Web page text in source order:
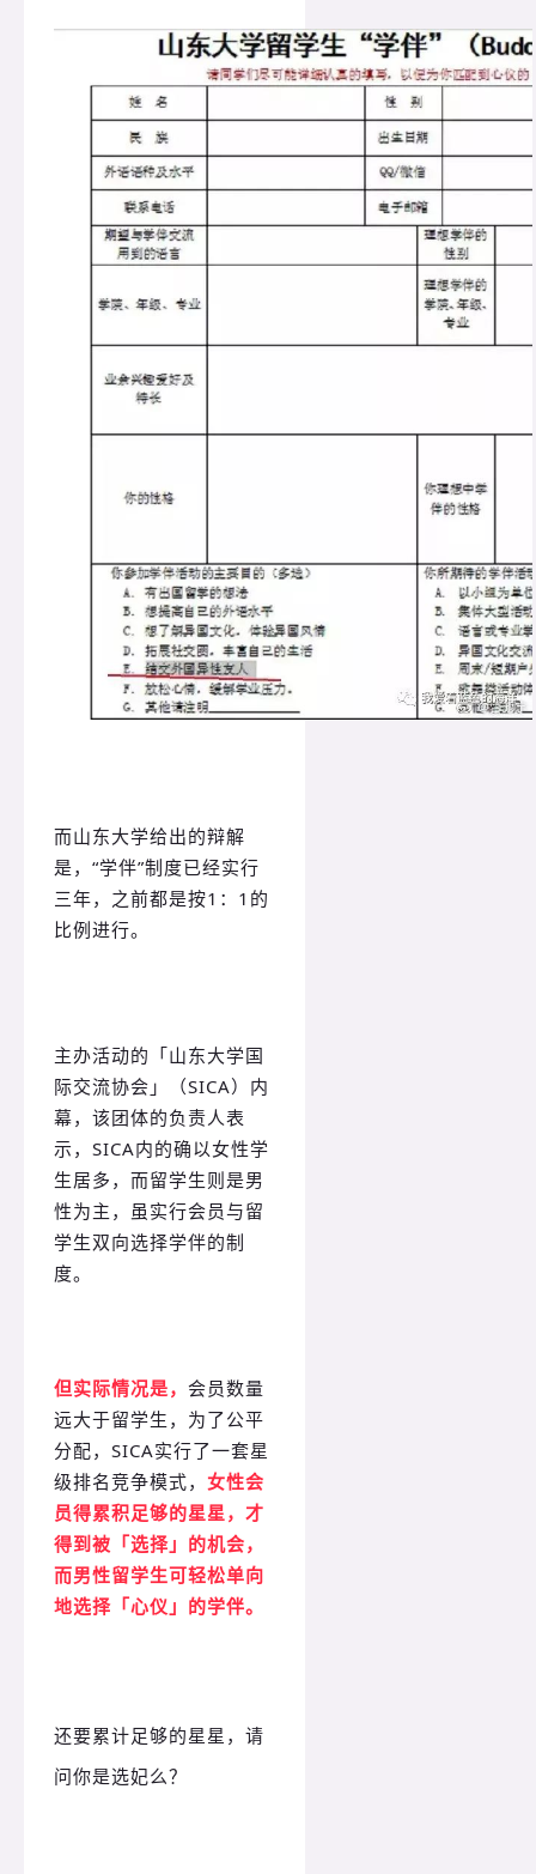
而山东大学给出的辩解
是，“学伴”制度已经实行
三年，之前都是按1：1的
比例进行。
主办活动的「山东大学国
际交流协会」（SICA）内
幕，该团体的负责人表
示，SICA内的确以女性学
生居多，而留学生则是男
性为主，虽实行会员与留
学生双向选择学伴的制
度。
但实际情况是， 会员数量
远大于留学生，为了公平
分配，SICA实行了一套星
级排名竞争模式， 女性会
员得累积足够的星星，才
得到被「选择」的机会，
而男性留学生可轻松单向
地选择「心仪」的学伴。
还要累计足够的星星，请
问你是选妃么？